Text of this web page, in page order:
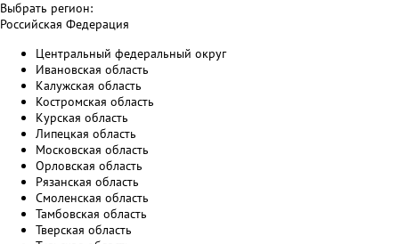
Выбрать регион:
Российская Федерация
Центральный федеральный округ
Ивановская область
Калужская область
Костромская область
Курская область
Липецкая область
Московская область
Орловская область
Рязанская область
Смоленская область
Тамбовская область
Тверская область